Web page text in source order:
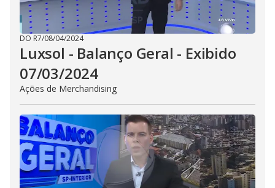
DO R7/08/04/2024
Luxsol - Balanço Geral - Exibido
07/03/2024
Ações de Merchandising